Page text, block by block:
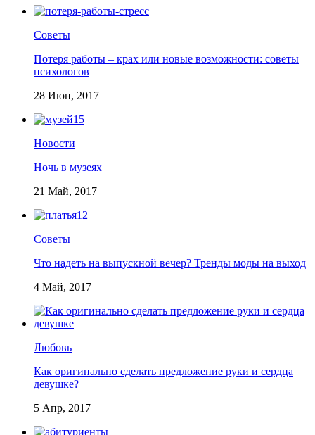
Советы
Потеря работы – крах или новые возможности: советы
психологов
28 Июн, 2017
Новости
Ночь в музеях
21 Май, 2017
Советы
Что надеть на выпускной вечер? Тренды моды на выход
4 Май, 2017
Любовь
Как оригинально сделать предложение руки и сердца
девушке?
5 Апр, 2017